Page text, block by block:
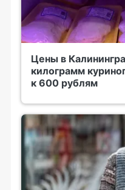
Цены в
килограмм
к 600 рублям